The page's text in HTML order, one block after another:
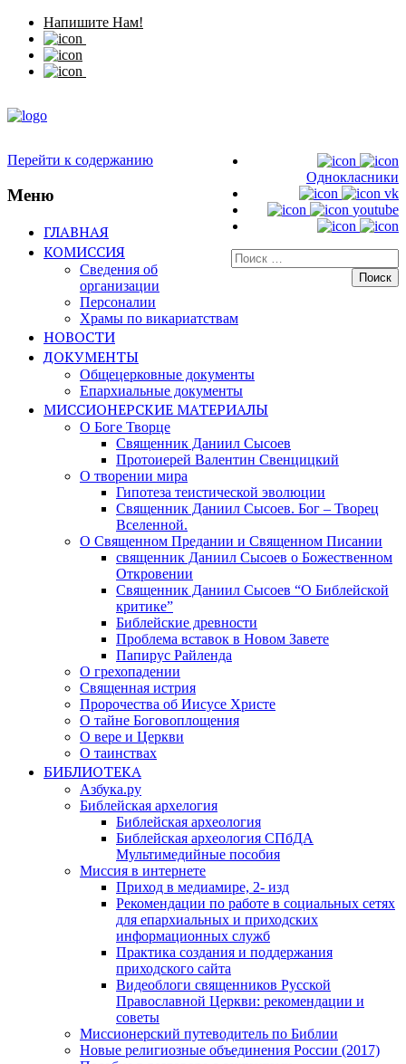
Напишите Нам!
Однокласники
vk
youtube
Искать:
Перейти к содержанию
Меню
ГЛАВНАЯ
КОМИССИЯ
Сведения об
организации
Персоналии
Храмы по викариатствам
НОВОСТИ
ДОКУМЕНТЫ
Общецерковные документы
Епархиальные документы
МИССИОНЕРСКИЕ МАТЕРИАЛЫ
О Боге Творце
Священник Даниил Сысоев
Протоиерей Валентин Свенцицкий
О творении мира
Гипотеза теистической эволюции
Священник Даниил Сысоев. Бог – Творец
Вселенной.
О Священном Предании и Священном Писании
священник Даниил Сысоев о Божественном
Откровении
Священник Даниил Сысоев “О Библейской
критике”
Библейские древности
Проблема вставок в Новом Завете
Папирус Райленда
О грехопадении
Священная истрия
Пророчества об Иисусе Христе
О тайне Боговоплощения
О вере и Церкви
О таинствах
БИБЛИОТЕКА
Азбука.ру
Библейская архелогия
Библейская археология
Библейская археология СПбДА
Мультимедийные пособия
Миссия в интернете
Приход в медиамире, 2- изд
Рекомендации по работе в социальных сетях
для епархиальных и приходских
информационных служб
Практика создания и поддержания
приходского сайта
Видеоблоги священников Русской
Православной Церкви: рекомендации и
советы
Миссионерский путеводитель по Библии
Новые религиозные объединения России (2017)